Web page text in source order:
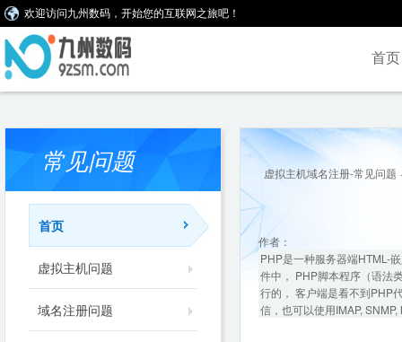
欢迎访问九州数码，开始您的互联网之旅吧！
首页
常见问题
首页
虚拟主机问题
域名注册问题
虚拟主机域名注册-常见问题
作者：
PHP是一种服务器端HTML-
件中， PHP脚本程序（语法
行的， 客户端是看不到PHP
信，也可以使用IMAP,